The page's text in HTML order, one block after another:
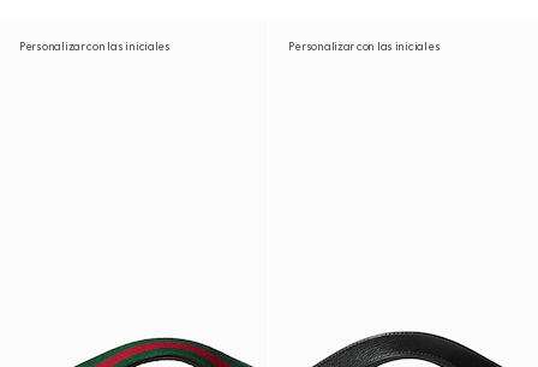
Personalizar con las iniciales Personalizar con las iniciales